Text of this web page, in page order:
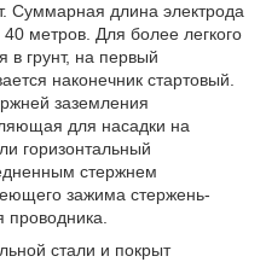
Суммарная длина электрода
метров. Для более легкого
в грунт, на первый
наконечник стартовый.
заземления
для насадки на
горизонтальный
стержнем
зажима стержень-
стали и покрыт